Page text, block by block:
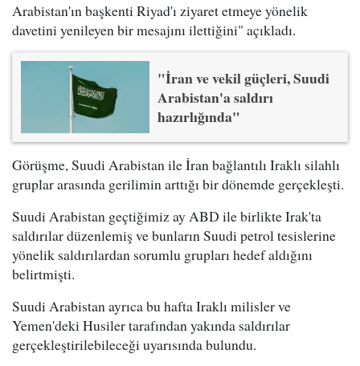
Arabistan'ın başkenti Riyad'ı ziyaret etmeye yönelik
davetini yenileyen bir mesajını ilettiğini" açıkladı.
"İran ve vekil güçleri, Suudi
Arabistan'a saldırı
hazırlığında"
Görüşme, Suudi Arabistan ile İran bağlantılı Iraklı silahlı
gruplar arasında gerilimin arttığı bir dönemde gerçekleşti.
Suudi Arabistan geçtiğimiz ay ABD ile birlikte Irak'ta
saldırılar düzenlemiş ve bunların Suudi petrol tesislerine
yönelik saldırılardan sorumlu grupları hedef aldığını
belirtmişti.
Suudi Arabistan ayrıca bu hafta Iraklı milisler ve
Yemen'deki Husiler tarafından yakında saldırılar
gerçekleştirilebileceği uyarısında bulundu.